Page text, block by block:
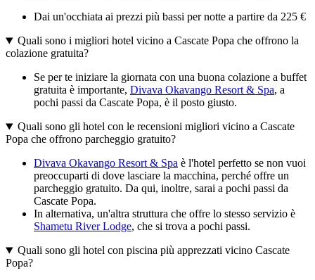
Dai un'occhiata ai prezzi più bassi per notte a partire da 225 €
Quali sono i migliori hotel vicino a Cascate Popa che offrono la
colazione gratuita?
Se per te iniziare la giornata con una buona colazione a buffet
gratuita è importante, Divava Okavango Resort & Spa, a
pochi passi da Cascate Popa, è il posto giusto.
Quali sono gli hotel con le recensioni migliori vicino a Cascate
Popa che offrono parcheggio gratuito?
Divava Okavango Resort & Spa è l'hotel perfetto se non vuoi
preoccuparti di dove lasciare la macchina, perché offre un
parcheggio gratuito. Da qui, inoltre, sarai a pochi passi da
Cascate Popa.
In alternativa, un'altra struttura che offre lo stesso servizio è
Shametu River Lodge, che si trova a pochi passi.
Quali sono gli hotel con piscina più apprezzati vicino Cascate
Popa?